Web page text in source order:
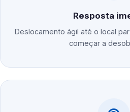
Resposta
Deslocamento ágil até o local
começar a